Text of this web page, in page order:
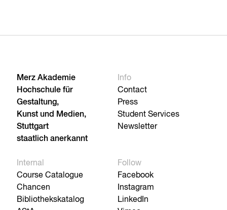
Merz Akademie
Hochschule für
Gestaltung,
Kunst und Medien,
Stuttgart
staatlich anerkannt
Info
Contact
Press
Student Services
Newsletter
Internal
Course Catalogue
Chancen
Bibliothekskatalog
Follow
Facebook
Instagram
LinkedIn